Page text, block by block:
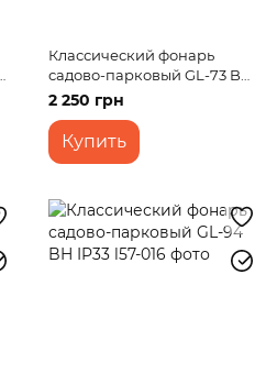
Классический фонарь
садово-парковый GL-73 BH
IP33
2 250 грн
Купить